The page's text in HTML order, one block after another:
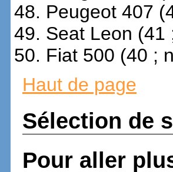
Peugeot 407
Seat Leon (41
Fiat 500 (40 ;
Haut de page
Sélection de
Pour aller